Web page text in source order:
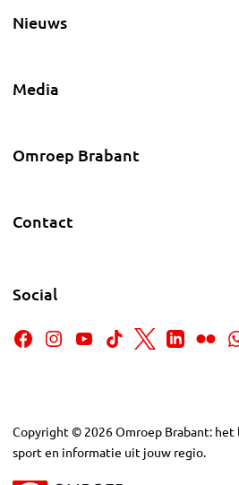
Nieuws
Media
Omroep Brabant
Contact
Social
Copyright © 2026Omroep Brabant:
sport en informatie uit jouw regio.